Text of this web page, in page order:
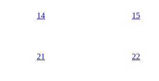
14 15
21 22